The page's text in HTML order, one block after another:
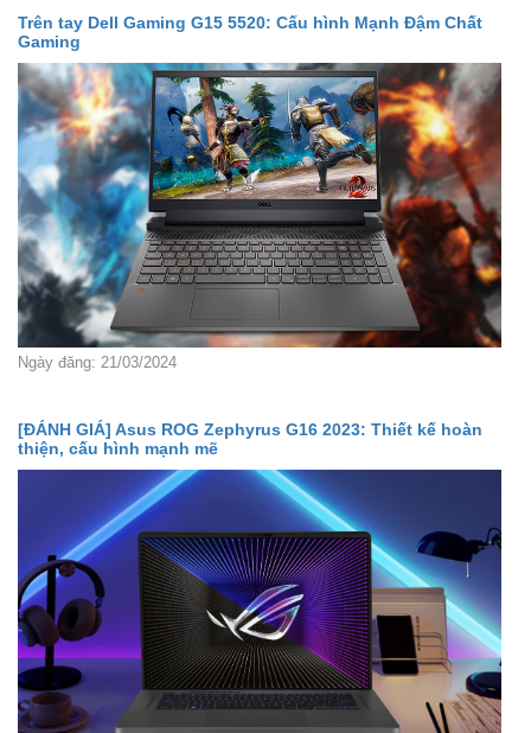
Trên tay Dell Gaming G15 5520: Cấu hình Mạnh Đậm Chất
Gaming
Ngày đăng: 21/03/2024
[ĐÁNH GIÁ] Asus ROG Zephyrus G16 2023: Thiết kế hoàn
thiện, cấu hình mạnh mẽ